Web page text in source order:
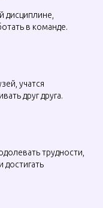
дисциплине,
в команде.
учатся
друг друга.
трудности,
достигать